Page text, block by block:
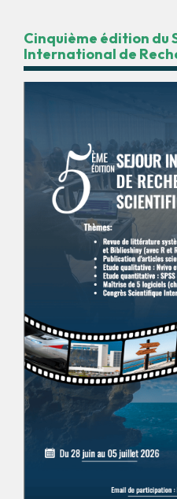
Cinquième édition du
International de